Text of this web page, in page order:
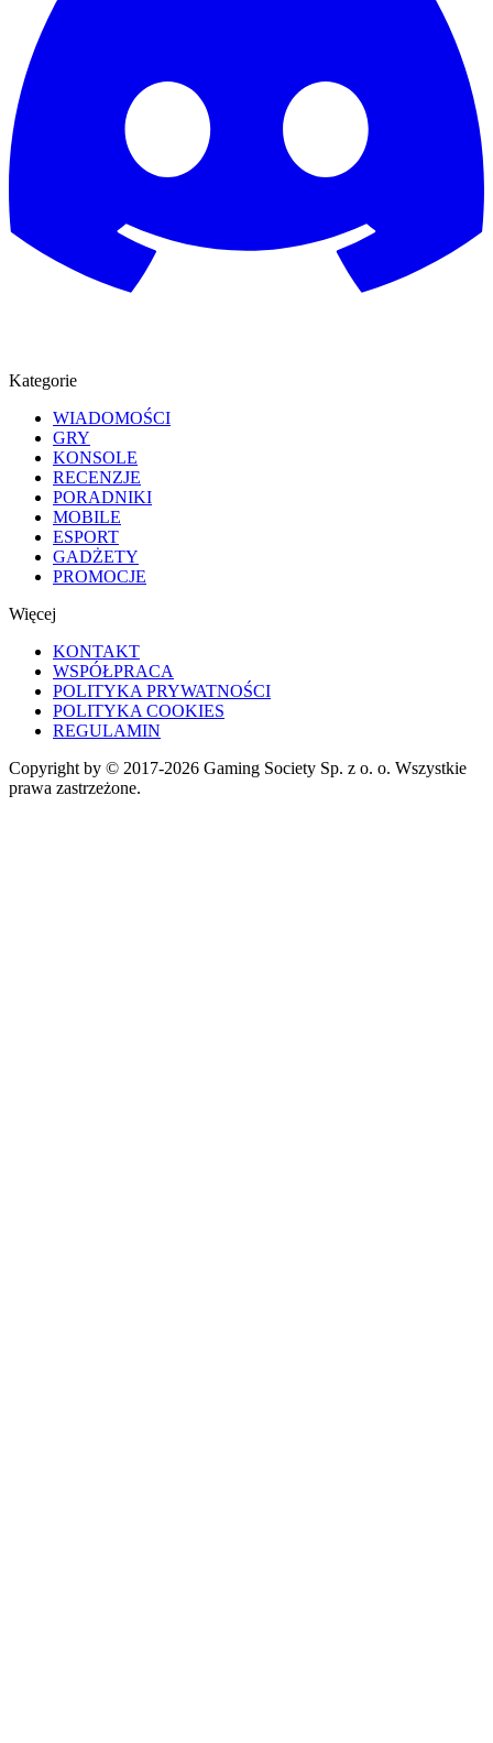
Kategorie
WIADOMOŚCI
GRY
KONSOLE
RECENZJE
PORADNIKI
MOBILE
ESPORT
GADŻETY
PROMOCJE
Więcej
KONTAKT
WSPÓŁPRACA
POLITYKA PRYWATNOŚCI
POLITYKA COOKIES
REGULAMIN
Copyright by © 2017-2026 Gaming Society Sp. z o. o. Wszystkie
prawa zastrzeżone.